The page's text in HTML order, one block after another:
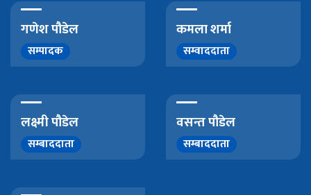
गणेश पौडेल
सम्पादक
कमला शर्मा
सम्वाददाता
लक्ष्मी पौडेल
सम्बाददाता
वसन्त पौडेल
सम्बाददाता